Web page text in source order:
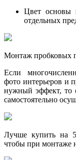
Цвет основы
отдельных
Монтаж пробковых
Если
фото интерьеров и
нужный эффект, то
самостоятельно
Лучше купить на
чтобы при монтаже